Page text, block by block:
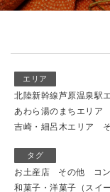
エリア
北陸新幹線芦原温泉駅
あわら湯のまちエリア
吉崎・細呂木エリア
タグ
お土産店 その他 コ
和菓子・洋菓子（スイー